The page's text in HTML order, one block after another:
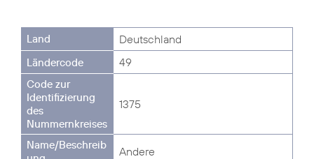
Deutschland
49
1375
Andere